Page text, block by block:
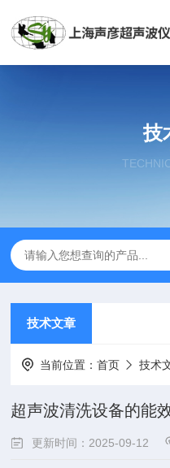
技
技术文章
当前位置：首页 技术
超声波清洗设备的能
更新时间：2025-09-12